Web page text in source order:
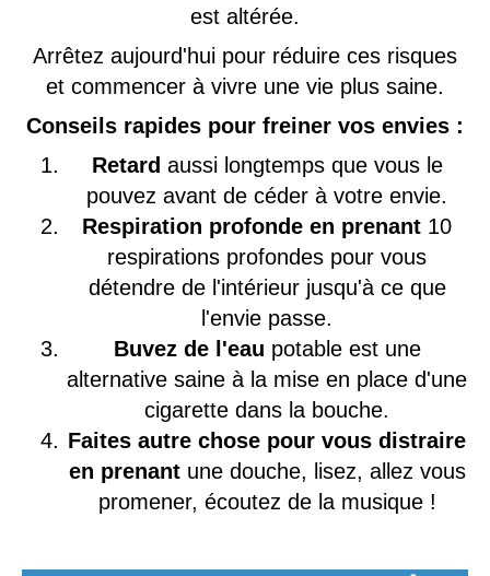
est altérée.
Arrêtez aujourd'hui pour réduire ces risques
et commencer à vivre une vie plus saine.
Conseils rapides pour freiner vos envies :
Retard aussi longtemps que vous le
pouvez avant de céder à votre envie.
Respiration profonde en prenant 10
respirations profondes pour vous
détendre de l'intérieur jusqu'à ce que
l'envie passe.
Buvez de l'eau potable est une
alternative saine à la mise en place d'une
cigarette dans la bouche.
Faites autre chose pour vous distraire
en prenant une douche, lisez, allez vous
promener, écoutez de la musique !